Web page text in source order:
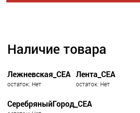
Наличие товара
Лежневская_СЕА
остаток: Нет
Лента_СЕА
остаток: Нет
СеребряныйГород_СЕА